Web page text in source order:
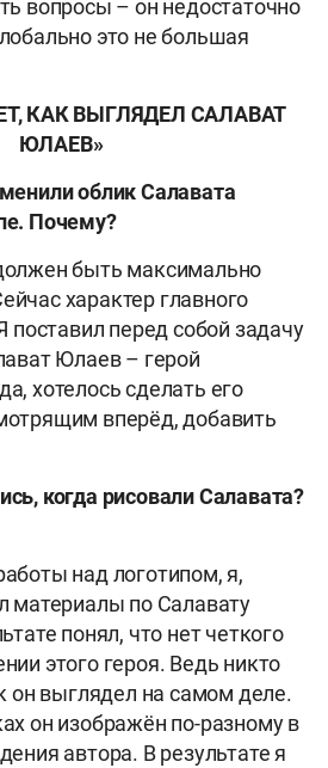
вопросы – он недостаточно
это не большая
КАК ВЫГЛЯДЕЛ САЛАВАТ
ЮЛАЕВ»
облик Салавата
Почему?
быть максимально
характер главного
поставил перед собой задачу
Юлаев – герой
хотелось сделать его
вперёд, добавить
когда рисовали Салавата?
над логотипом, я,
материалы по Салавату
понял, что нет четкого
этого героя. Ведь никто
он выглядел на самом деле.
он изображён по-разному в
автора. В результате я